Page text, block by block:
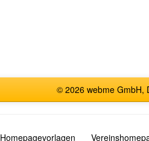
© 2026 webme GmbH,
Homepagevorlagen